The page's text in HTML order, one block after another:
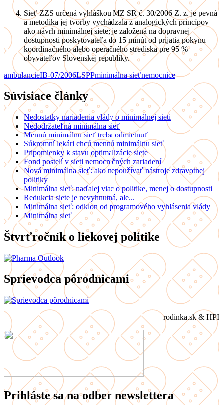
Sieť ZZS určená vyhláškou MZ SR č. 30/2006 Z. z. je pevná
a metodika jej tvorby vychádzala z analogických princípov
ako návrh minimálnej siete; je založená na dopravnej
dostupnosti poskytovateľa do 15 minút od prijatia pokynu
koordinačného alebo operačného strediska pre 95 %
obyvateľov Slovenskej republiky.
ambulancieIB-07/2006LSPPminimálna sieťnemocnice
Súvisiace články
Nedostatky nariadenia vlády o minimálnej sieti
Nedodržateľná minimálna sieť
Mennú minimálnu sieť treba odmietnuť
Súkromní lekári chcú mennú minimálnu sieť
Pripomienky k stavu optimalizácie siete
Fond postelí v sieti nemocničných zariadení
Nová minimálna sieť: ako nepoužívať nástroje zdravotnej
politiky
Minimálna sieť: naďalej viac o politike, menej o dostupnosti
Redukcia siete je nevyhnutná, ale...
Minimálna sieť: odklon od programového vyhlásenia vlády
Minimálna sieť
Štvrťročník o liekovej politike
Sprievodca pôrodnicami
rodinka.sk & HPI
Prihláste sa na odber newslettera